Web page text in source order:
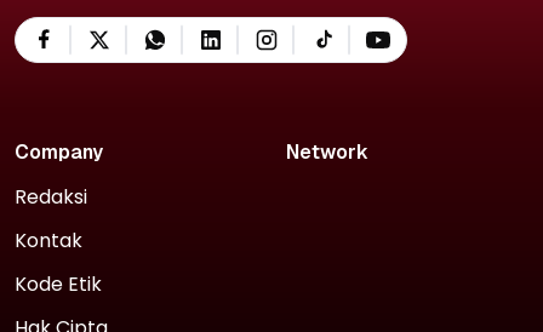
Company
Redaksi
Kontak
Kode Etik
Network